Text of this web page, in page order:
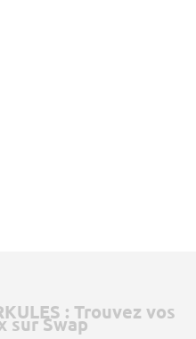
: Trouvez vos
sur Swap